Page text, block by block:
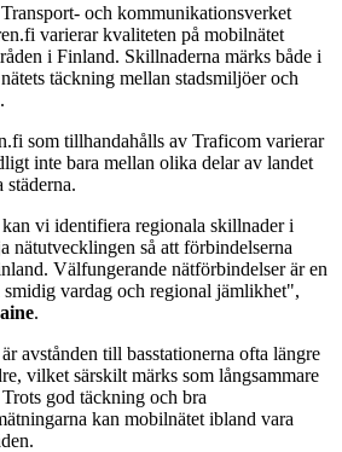
och kommunikationsverket
varierar kvaliteten på mobilnätet
i Finland. Skillnaderna märks både i
täckning mellan stadsmiljöer och
som tillhandahålls av Traficom varierar
inte bara mellan olika delar av landet
städerna.
vi identifiera regionala skillnader i
nätutvecklingen så att förbindelserna
Välfungerande nätförbindelser är en
vardag och regional jämlikhet",
.
avstånden till basstationerna ofta längre
vilket särskilt märks som långsammare
god täckning och bra
kan mobilnätet ibland vara